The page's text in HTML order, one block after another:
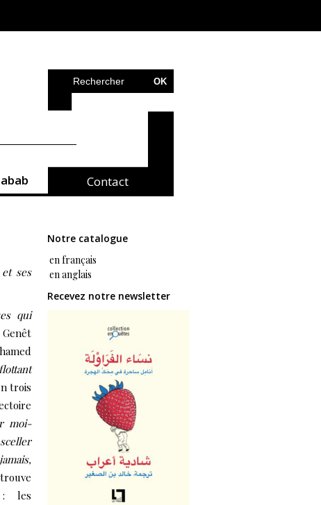
Contact
ses
qui
trois
moi-
les
Notre catalogue
en français
en anglais
Recevez notre newsletter